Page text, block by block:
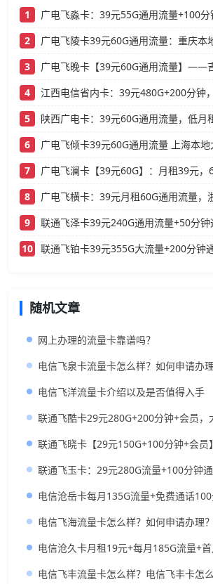
1
2
3
4
5
6
广电飞倾卡39元60G通用流量 上海本
7
8
9
10 联通飞铂卡39元355G大流量+200分钟
随机文章
网上办理的流量卡靠谱吗？
电信飞泉卡流量卡怎么样？如何申请办理
电信飞洋流量卡介绍以及是否值得入手
联通飞玉卡：29元280G流量+100分钟
电信飞海流量卡怎么样？如何申请办理？
电信飞丰流量卡怎么样？电信飞丰卡怎